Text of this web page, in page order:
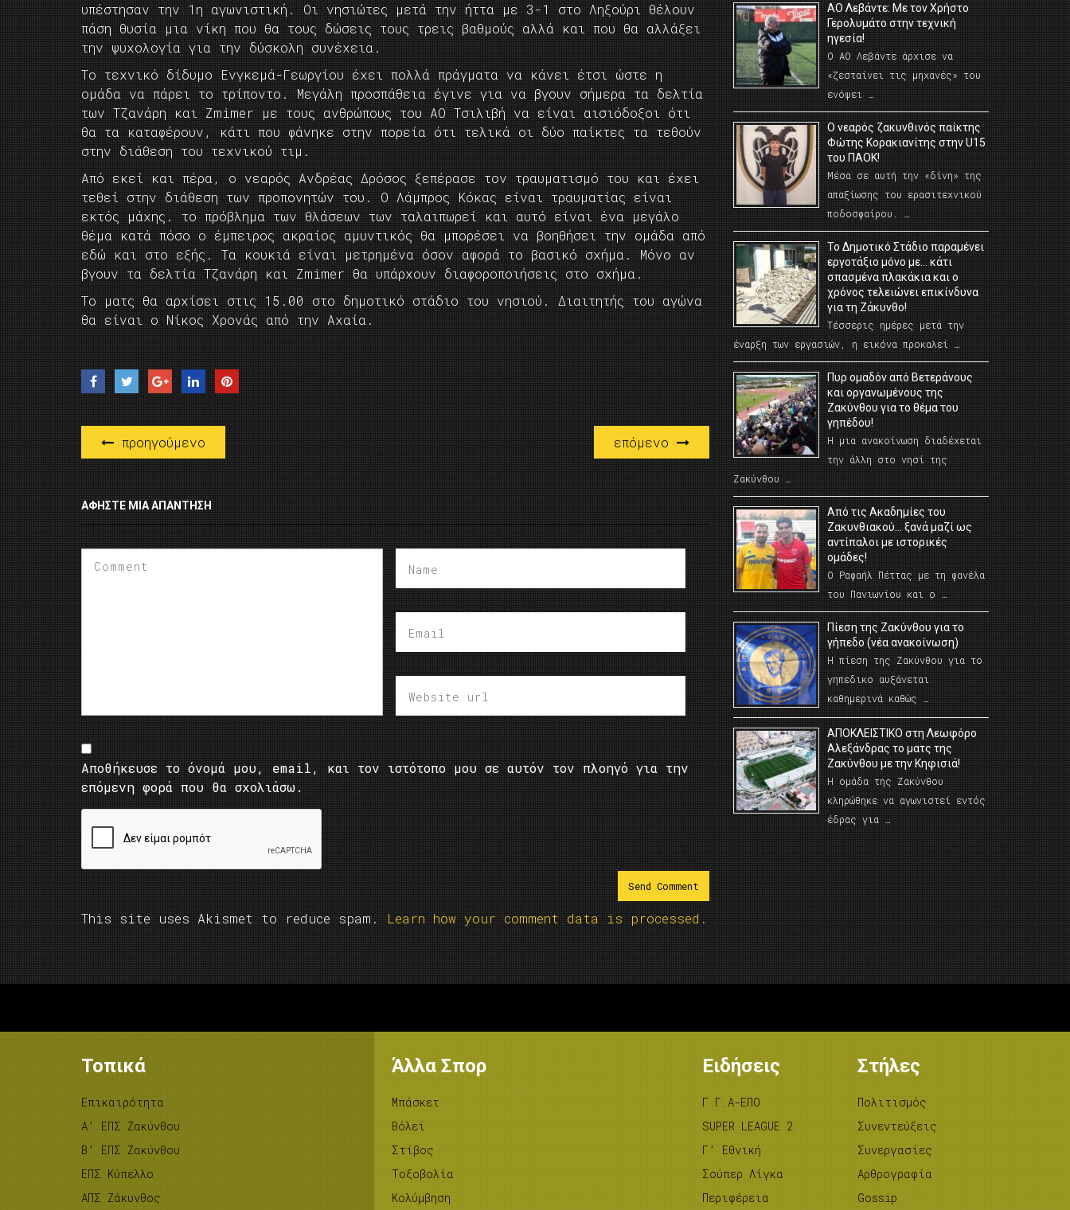
υπέστησαν την 1η αγωνιστική. Οι νησιώτες μετά την ήττα με 3-1 στο Ληξούρι θέλουν
πάση θυσία μια νίκη που θα τους δώσεις τους τρεις βαθμούς αλλά και που θα αλλάξει
την ψυχολογία για την δύσκολη συνέχεια.
Το τεχνικό δίδυμο Ενγκεμά-Γεωργίου έχει πολλά πράγματα να κάνει έτσι ώστε η
ομάδα να πάρει το τρίποντο. Μεγάλη προσπάθεια έγινε για να βγουν σήμερα τα δελτία
των Τζανάρη και Zmimer με τους ανθρώπους του ΑΟ Τσιλιβή να είναι αισιόδοξοι ότι
θα τα καταφέρουν, κάτι που φάνηκε στην πορεία ότι τελικά οι δύο παίκτες τα τεθούν
στην διάθεση του τεχνικού τιμ.
Από εκεί και πέρα, ο νεαρός Ανδρέας Δρόσος ξεπέρασε τον τραυματισμό του και έχει
τεθεί στην διάθεση των προπονητών του. Ο Λάμπρος Κόκας είναι τραυματίας είναι
εκτός μάχης. το πρόβλημα των θλάσεων των ταλαιπωρεί και αυτό είναι ένα μεγάλο
θέμα κατά πόσο ο έμπειρος ακραίος αμυντικός θα μπορέσει να βοηθήσει την ομάδα από
εδώ και στο εξής. Τα κουκιά είναι μετρημένα όσον αφορά το βασικό σχήμα. Μόνο αν
βγουν τα δελτία Τζανάρη και Zmimer θα υπάρχουν διαφοροποιήσεις στο σχήμα.
Το ματς θα αρχίσει στις 15.00 στο δημοτικό στάδιο του νησιού. Διαιτητής του αγώνα
θα είναι ο Νίκος Χρονάς από την Αχαία.
προηγούμενο επόμενο
ΑΦΉΣΤΕ ΜΙΑ ΑΠΆΝΤΗΣΗ
Αποθήκευσε το όνομά μου, email, και τον ιστότοπο μου σε αυτόν τον πλοηγό για την
επόμενη φορά που θα σχολιάσω.
This site uses Akismet to reduce spam. Learn how your comment data is processed.
ΑΟ Λεβάντε: Με τον Χρήστο
Γερολυμάτο στην τεχνική
ηγεσία!
Ο ΑΟ Λεβάντε άρχισε να
«ζεσταίνει τις μηχανές» του
ενόψει …
O νεαρός ζακυνθινός παίκτης
Φώτης Κορακιανίτης στην U15
του ΠΑΟΚ!
Μέσα σε αυτή την «δίνη» της
απαξίωσης του ερασιτεχνικού
ποδοσφαίρου. …
Το Δημοτικό Στάδιο παραμένει
εργοτάξιο μόνο με… κάτι
σπασμένα πλακάκια και ο
χρόνος τελειώνει επικίνδυνα
για τη Ζάκυνθο!
Τέσσερις ημέρες μετά την
έναρξη των εργασιών, η εικόνα προκαλεί …
Πυρ ομαδόν από Βετεράνους
και οργανωμένους της
Ζακύνθου για το θέμα του
γηπέδου!
Η μια ανακοίνωση διαδέχεται
την άλλη στο νησί της
Ζακύνθου …
Από τις Ακαδημίες του
Ζακυνθιακού… ξανά μαζί ως
αντίπαλοι με ιστορικές
ομάδες!
Ο Ραφαήλ Πέττας με τη φανέλα
του Πανιωνίου και ο …
Πίεση της Ζακύνθου για το
γήπεδο (νέα ανακοίνωση)
Η πίεση της Ζακύνθου για το
γηπεδικο αυξάνεται
καθημερινά καθώς …
AΠΟΚΛΕΙΣΤΙΚΟ στη Λεωφόρο
Αλεξάνδρας το ματς της
Ζακύνθου με την Κηφισιά!
Η ομάδα της Ζακύνθου
κληρώθηκε να αγωνιστεί εντός
έδρας για …
Τοπικά
Επικαιρότητα
A’ ΕΠΣ Ζακύνθου
B’ ΕΠΣ Ζακύνθου
ΕΠΣ Κύπελλο
ΑΠΣ Ζάκυνθος
Άλλα Σπορ
Μπάσκετ
Βόλεϊ
Στίβος
Tοξοβολία
Κολύμβηση
Ειδήσεις
Γ.Γ.Α-ΕΠΟ
SUPER LEAGUE 2
Γ’ Εθνική
Σούπερ Λίγκα
Περιφέρεια
Στήλες
Πολιτισμός
Συνεντεύξεις
Συνεργασίες
Αρθρογραφία
Gossip